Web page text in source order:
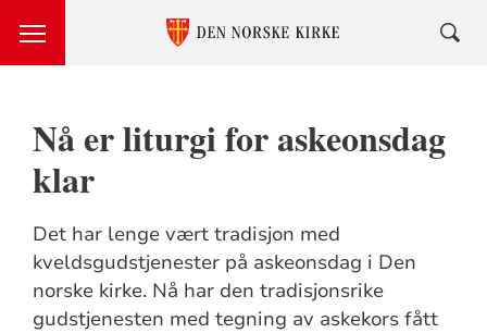
Nå er liturgi for askeonsdag
klar
Det har lenge vært tradisjon med
kveldsgudstjenester på askeonsdag i Den
norske kirke. Nå har den tradisjonsrike
gudstjenesten med tegning av askekors fått